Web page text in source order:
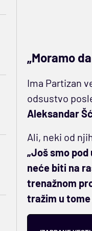
„Moramo
Ima Partizan
odsustvo
Aleksandar
Ali, neki od
„Još smo pod
neće biti na
trenažnom
tražim u tome